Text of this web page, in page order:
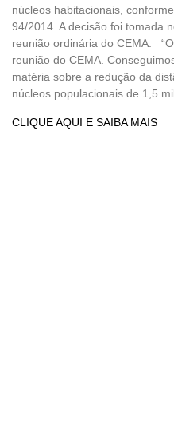
núcleos habitacionais,
94/2014. A decisão foi tomada
reunião ordinária do CEMA.
reunião do CEMA.
matéria sobre a redução da
núcleos populacionais de 1,5
CLIQUE AQUI E SAIBA MAIS